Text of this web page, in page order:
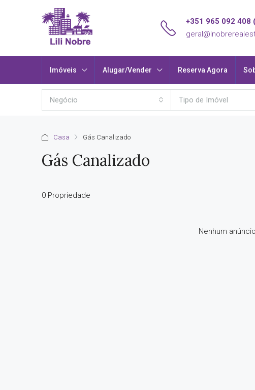
+351 965 092 408
Imóveis Alugar/Vender Reserva Agora
Negócio Tipo de Imóvel
Casa Gás Canalizado
Gás Canalizado
0 Propriedade
Nenhum